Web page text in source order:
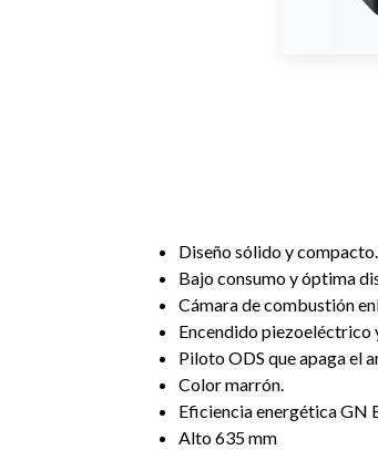
Diseño sólido y compacto.
Bajo consumo y óptima
Cámara de combustión
Encendido piezoeléctrico
Piloto ODS que apaga el
Color marrón.
Eficiencia energética GN
Alto 635 mm